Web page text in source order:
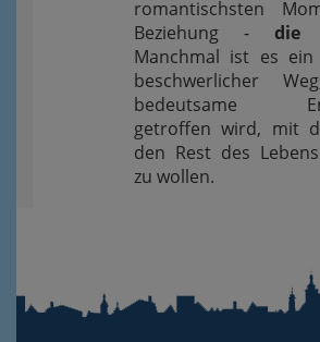
romantischsten
Beziehung - die
Manchmal ist es
beschwerlicher
bedeutsame
getroffen wird, mit
den Rest des
zu wollen.